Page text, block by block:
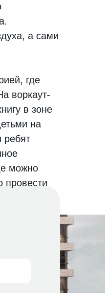
а сами
где
воркаут-
в зоне
на
ребят
можно
провести